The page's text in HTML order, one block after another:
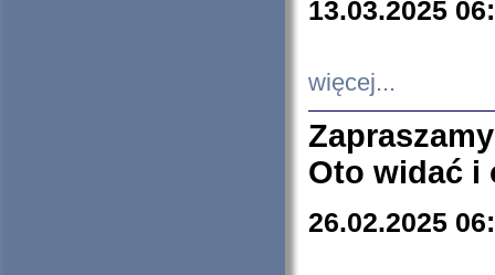
13.03.2025
więcej...
Oto widać i
26.02.2025